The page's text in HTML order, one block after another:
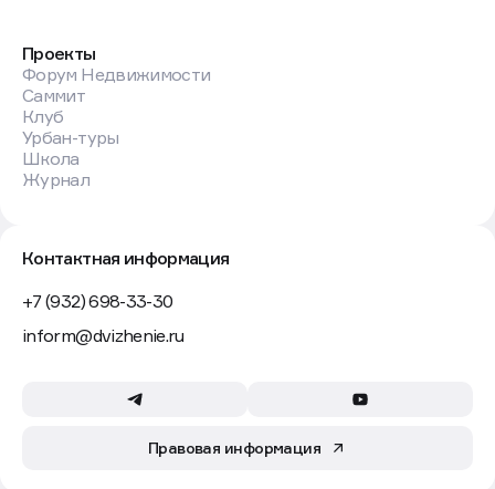
Проекты
Форум Недвижимости
Саммит
Клуб
Урбан-туры
Школа
Журнал
Контактная информация
+7 (932) 698-33-30
inform@dvizhenie.ru
Правовая информация